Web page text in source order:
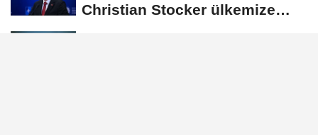
Christian Stocker ülkemize